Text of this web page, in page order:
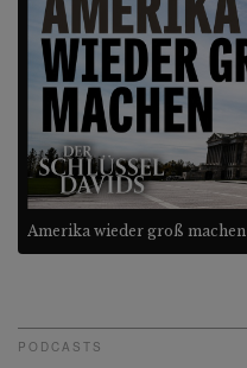
Amerika wieder groß machen
PODCASTS